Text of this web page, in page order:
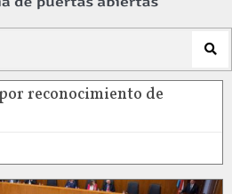
reconocimiento de